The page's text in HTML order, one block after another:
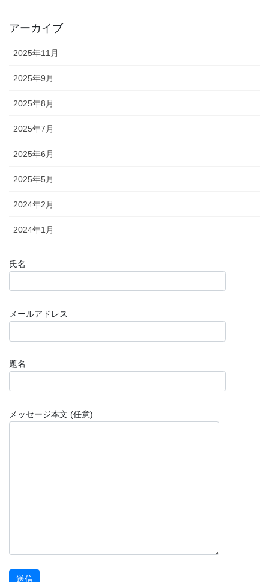
アーカイブ
2025年11月
2025年9月
2025年8月
2025年7月
2025年6月
2025年5月
2024年2月
2024年1月
氏名
メールアドレス
題名
メッセージ本文 (任意)